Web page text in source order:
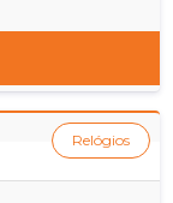
Relógios